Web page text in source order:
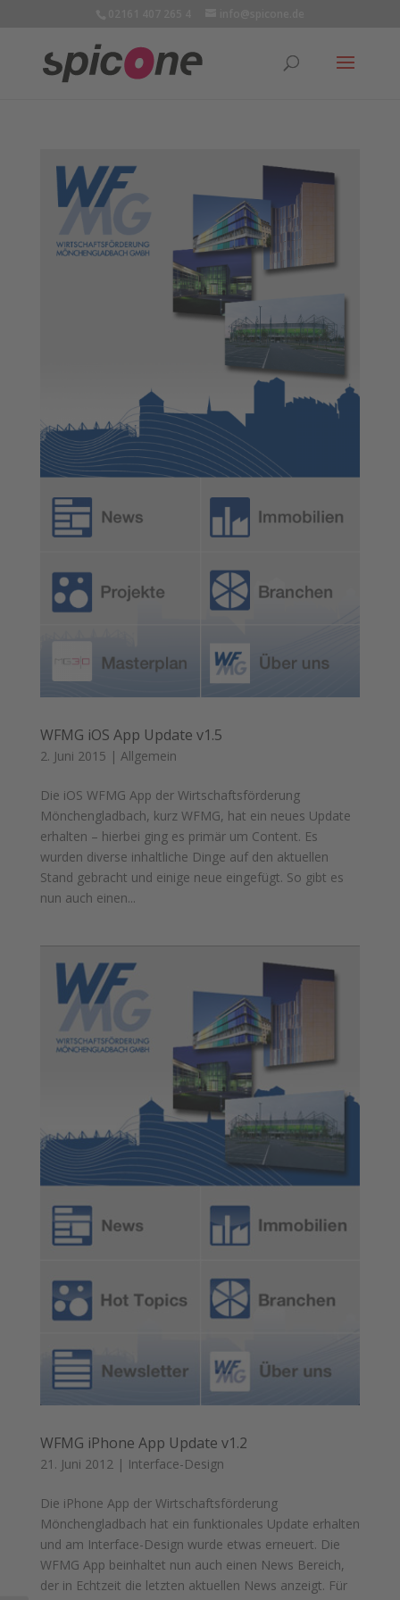
WFMG iOS App Update v1.5
2. Juni 2015 | Allgemein
Die iOS WFMG App der Wirtschaftsförderung
Mönchengladbach, kurz WFMG, hat ein neues Update
erhalten – hierbei ging es primär um Content. Es
wurden diverse inhaltliche Dinge auf den aktuellen
Stand gebracht und einige neue eingefügt. So gibt es
nun auch einen...
WFMG iPhone App Update v1.2
21. Juni 2012 | Interface-Design
Die iPhone App der Wirtschaftsförderung
Mönchengladbach hat ein funktionales Update erhalten
und am Interface-Design wurde etwas erneuert. Die
WFMG App beinhaltet nun auch einen News Bereich,
der in Echtzeit die letzten aktuellen News anzeigt. Für